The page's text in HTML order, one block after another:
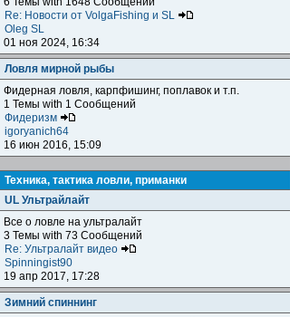
Re: Новости от VolgaFishing и SL
Oleg SL
01 ноя 2024, 16:34
Ловля мирной рыбы
Фидерная ловля, карпфишинг, поплавок и т.п.
1 Темы with 1 Сообщений
Фидеризм
igoryanich64
16 июн 2016, 15:09
Техника, тактика ловли, приманки
UL Ультрайлайт
Все о ловле на ультралайт
3 Темы with 73 Сообщений
Re: Ультралайт видео
Spinningist90
19 апр 2017, 17:28
Зимний спиннинг